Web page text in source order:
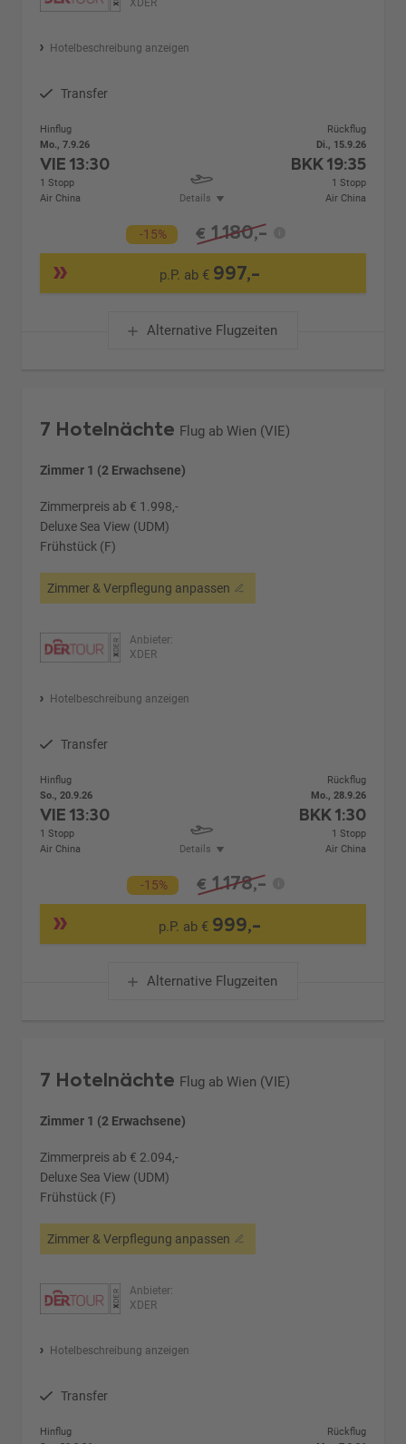
XDER
Hotelbeschreibung anzeigen
Transfer
Hinflug
Mo., 7.9.26
VIE13:30
1 Stopp
Air China
Details
Rückflug
Di., 15.9.26
BKK19:35
1 Stopp
Air China
-15% € 1.180,-
p.P. ab € 997,-
Alternative Flugzeiten
7 Hotelnächte Flug ab Wien (VIE)
Zimmer 1 (2 Erwachsene)
Zimmerpreis ab € 1.998,-
Deluxe Sea View (UDM)
Frühstück (F)
Zimmer & Verpflegung anpassen
Anbieter:
XDER
Hotelbeschreibung anzeigen
Transfer
Hinflug
So., 20.9.26
VIE13:30
1 Stopp
Air China
Details
Rückflug
Mo., 28.9.26
BKK1:30
1 Stopp
Air China
-15% € 1.178,-
p.P. ab € 999,-
Alternative Flugzeiten
7 Hotelnächte Flug ab Wien (VIE)
Zimmer 1 (2 Erwachsene)
Zimmerpreis ab € 2.094,-
Deluxe Sea View (UDM)
Frühstück (F)
Zimmer & Verpflegung anpassen
Anbieter:
XDER
Hotelbeschreibung anzeigen
Transfer
Hinflug
Rückflug